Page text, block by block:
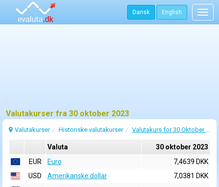
Dansk English
Valutakurser fra 30 oktober 2023
Valutakurser Historiske valutakurser Valutakurs for 30 Oktober 2023
Valuta
30 oktober 2023
EUR
Euro
7,4639 DKK
USD
Amerikanske dollar
7,0381 DKK